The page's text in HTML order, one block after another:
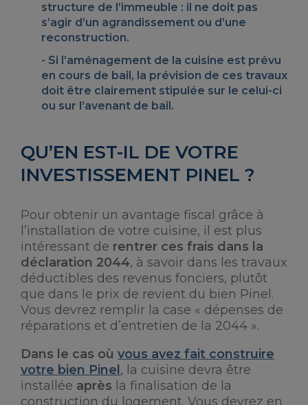
structure de l’immeuble : il ne doit pas
s’agir d’un agrandissement ou d’une
reconstruction.
Si l’aménagement de la cuisine est prévu
en cours de bail, la prévision de ces travaux
doit être clairement stipulée sur le celui-ci
ou sur l’avenant de bail.
QU’EN EST-IL DE VOTRE
INVESTISSEMENT PINEL ?
Pour obtenir un avantage fiscal grâce à
l’installation de votre cuisine, il est plus
intéressant de rentrer ces frais dans la
déclaration 2044, à savoir dans les travaux
déductibles des revenus fonciers, plutôt
que dans le prix de revient du bien Pinel.
Vous devrez remplir la case « dépenses de
réparations et d’entretien de la 2044 ».
Dans le cas où vous avez fait construire
votre bien Pinel , la cuisine devra être
installée après la finalisation de la
construction du logement. Vous devrez en